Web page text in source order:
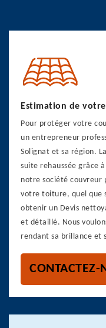
Estimation de
Pour protéger votre
un entrepreneur
Solignat et sa région.
suite rehaussée grâce
notre société couvreur
votre toiture, quel que
obtenir un Devis
et détaillé. Nous
rendant sa brillance et
CONTACTEZ-